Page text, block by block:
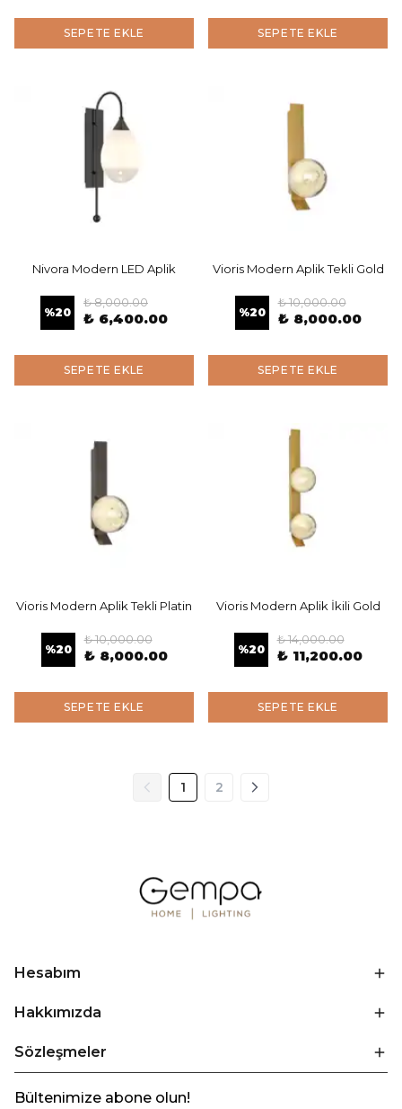
SEPETE EKLE SEPETE EKLE
Nivora Modern LED Aplik
%20
₺ 8,000.00
₺ 6,400.00
SEPETE EKLE
Vioris Modern Aplik Tekli Gold
%20
₺ 10,000.00
₺ 8,000.00
SEPETE EKLE
Vioris Modern Aplik Tekli Platin
%20
₺ 10,000.00
₺ 8,000.00
SEPETE EKLE
Vioris Modern Aplik İkili Gold
%20
₺ 14,000.00
₺ 11,200.00
SEPETE EKLE
1 2
Hesabım
Hakkımızda
Sözleşmeler
Bültenimize abone olun!